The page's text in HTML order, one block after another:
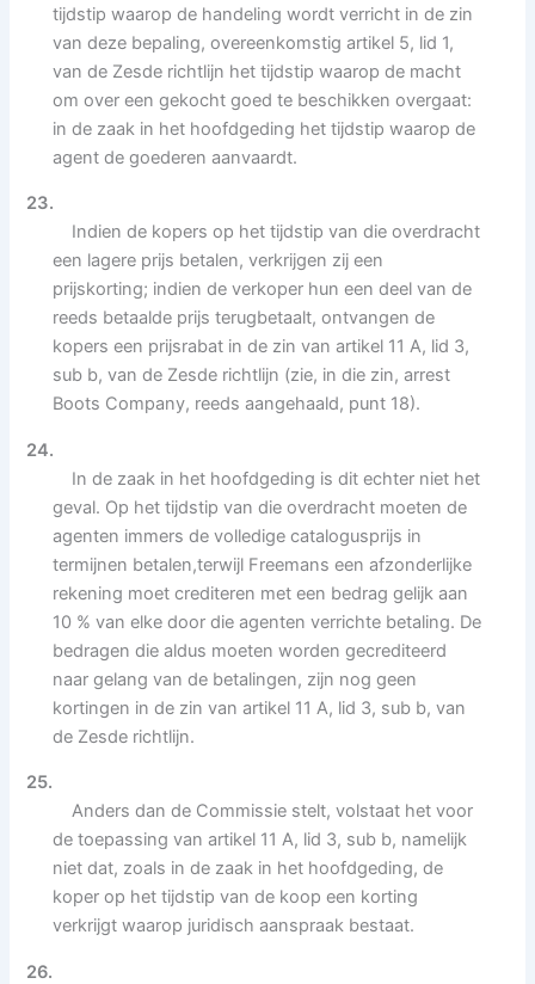
tijdstip waarop de handeling wordt verricht in de zin
van deze bepaling, overeenkomstig artikel 5, lid 1,
van de Zesde richtlijn het tijdstip waarop de macht
om over een gekocht goed te beschikken overgaat:
in de zaak in het hoofdgeding het tijdstip waarop de
agent de goederen aanvaardt.
23.
Indien de kopers op het tijdstip van die overdracht
een lagere prijs betalen, verkrijgen zij een
prijskorting; indien de verkoper hun een deel van de
reeds betaalde prijs terugbetaalt, ontvangen de
kopers een prijsrabat in de zin van artikel 11 A, lid 3,
sub b, van de Zesde richtlijn (zie, in die zin, arrest
Boots Company, reeds aangehaald, punt 18).
24.
In de zaak in het hoofdgeding is dit echter niet het
geval. Op het tijdstip van die overdracht moeten de
agenten immers de volledige catalogusprijs in
termijnen betalen,terwijl Freemans een afzonderlijke
rekening moet crediteren met een bedrag gelijk aan
10 % van elke door die agenten verrichte betaling. De
bedragen die aldus moeten worden gecrediteerd
naar gelang van de betalingen, zijn nog geen
kortingen in de zin van artikel 11 A, lid 3, sub b, van
de Zesde richtlijn.
25.
Anders dan de Commissie stelt, volstaat het voor
de toepassing van artikel 11 A, lid 3, sub b, namelijk
niet dat, zoals in de zaak in het hoofdgeding, de
koper op het tijdstip van de koop een korting
verkrijgt waarop juridisch aanspraak bestaat.
26.